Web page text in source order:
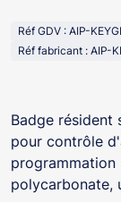
Réf GDV : AIP-
Réf fabricant : AIP-
Badge résident
pour contrôle
programmation
polycarbonate,